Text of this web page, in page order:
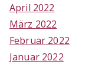
April 2022
März 2022
Februar 2022
Januar 2022